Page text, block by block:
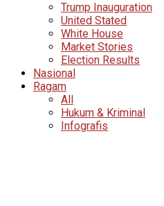
Trump Inauguration
United Stated
White House
Market Stories
Election Results
Nasional
Ragam
All
Hukum & Kriminal
Infografis